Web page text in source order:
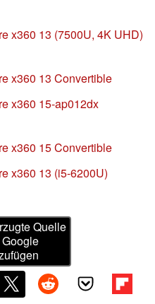
x360 13 (7500U, 4K UHD)
x360 13 Convertible
x360 15-ap012dx
x360 15 Convertible
x360 13 (i5-6200U)
Quelle